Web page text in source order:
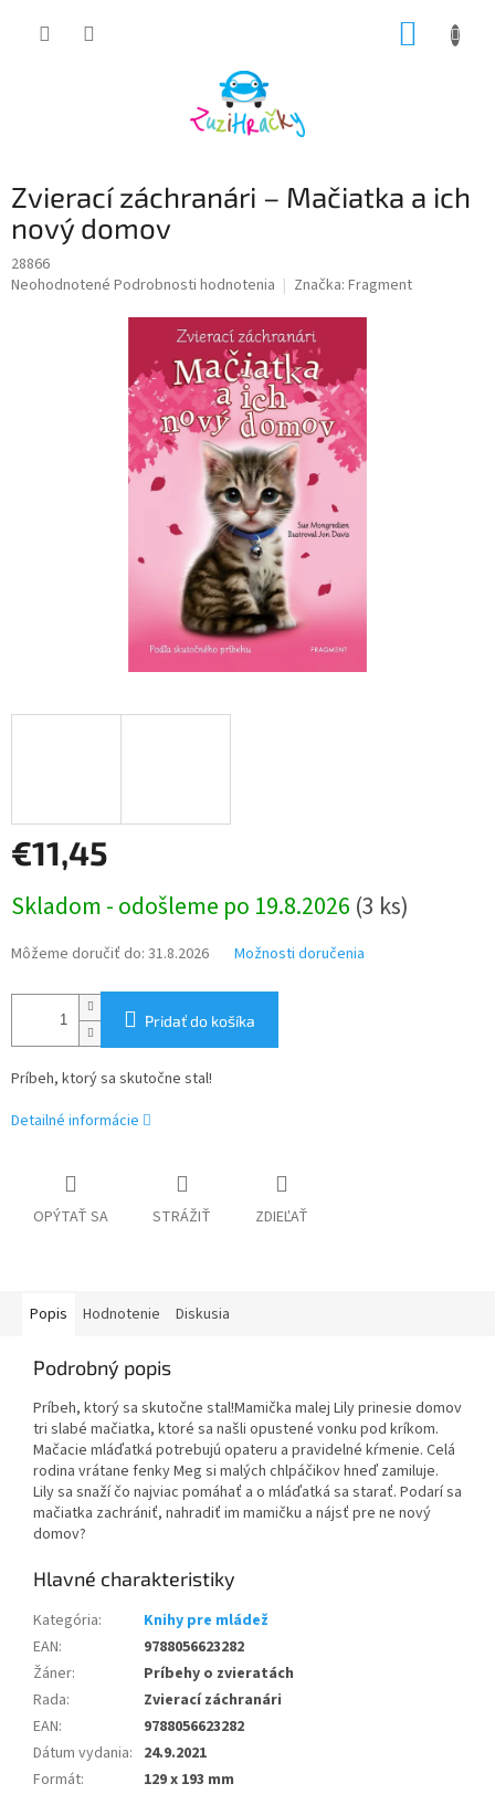
Zvierací záchranári – Mačiatka a ich
nový domov
28866
Priemerné
Neohodnotené Podrobnosti hodnotenia Značka: Fragment
€11,45
cena:
Skladom - odošleme po 19.8.2026 (3 ks)
Môžeme doručiť do: 31.8.2026 Možnosti doručenia
Pridať do košíka
Príbeh, ktorý sa skutočne stal!
Detailné informácie
OPÝTAŤ SA STRÁŽIŤ ZDIEĽAŤ
Popis Hodnotenie Diskusia
Podrobný popis
Príbeh, ktorý sa skutočne stal!Mamička malej Lily prinesie domov
tri slabé mačiatka, ktoré sa našli opustené vonku pod kríkom.
Mačacie mláďatká potrebujú opateru a pravidelné kŕmenie. Celá
rodina vrátane fenky Meg si malých chlpáčikov hneď zamiluje.
Lily sa snaží čo najviac pomáhať a o mláďatká sa starať. Podarí sa
mačiatka zachrániť, nahradiť im mamičku a nájsť pre ne nový
domov?
Kategória:
Knihy pre mládež
EAN:
9788056623282
Žáner:
Príbehy o zvieratách
Rada:
Zvierací záchranári
EAN:
9788056623282
Dátum vydania: 24.9.2021
Formát:
129 x 193 mm